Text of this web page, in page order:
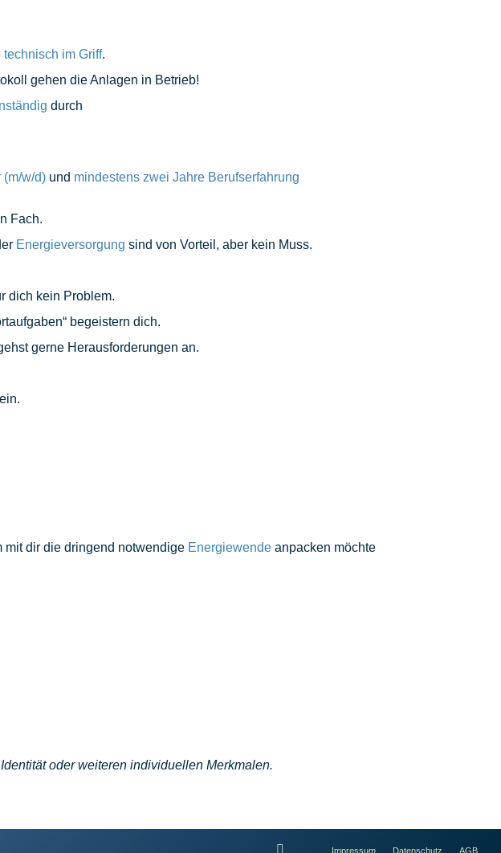
technisch im Griff.
gehen die Anlagen in Betrieb!
durch
(m/w/d) und mindestens zwei Jahre Berufserfahrung
Fach.
Energieversorgung sind von Vorteil, aber kein Muss.
dich kein Problem.
begeistern dich.
gerne Herausforderungen an.
mit dir die dringend notwendige Energiewende anpacken möchte
oder weiteren individuellen Merkmalen.
Impressum Datenschutz AGB